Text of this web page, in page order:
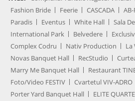
Fashion Bride
Feerie CASCADA
Paradis
Eventus White Hall
Sala
International Park
Belvedere
Complex Codru
Nativ Production
La
Novas Banquet Hall
RecStudio
Marry Me Banquet Hall
Restaurant
Foto/Video FESTIV
Cvartetul VIV-ADRO
Porter Yard Banquet Hall
ELITE